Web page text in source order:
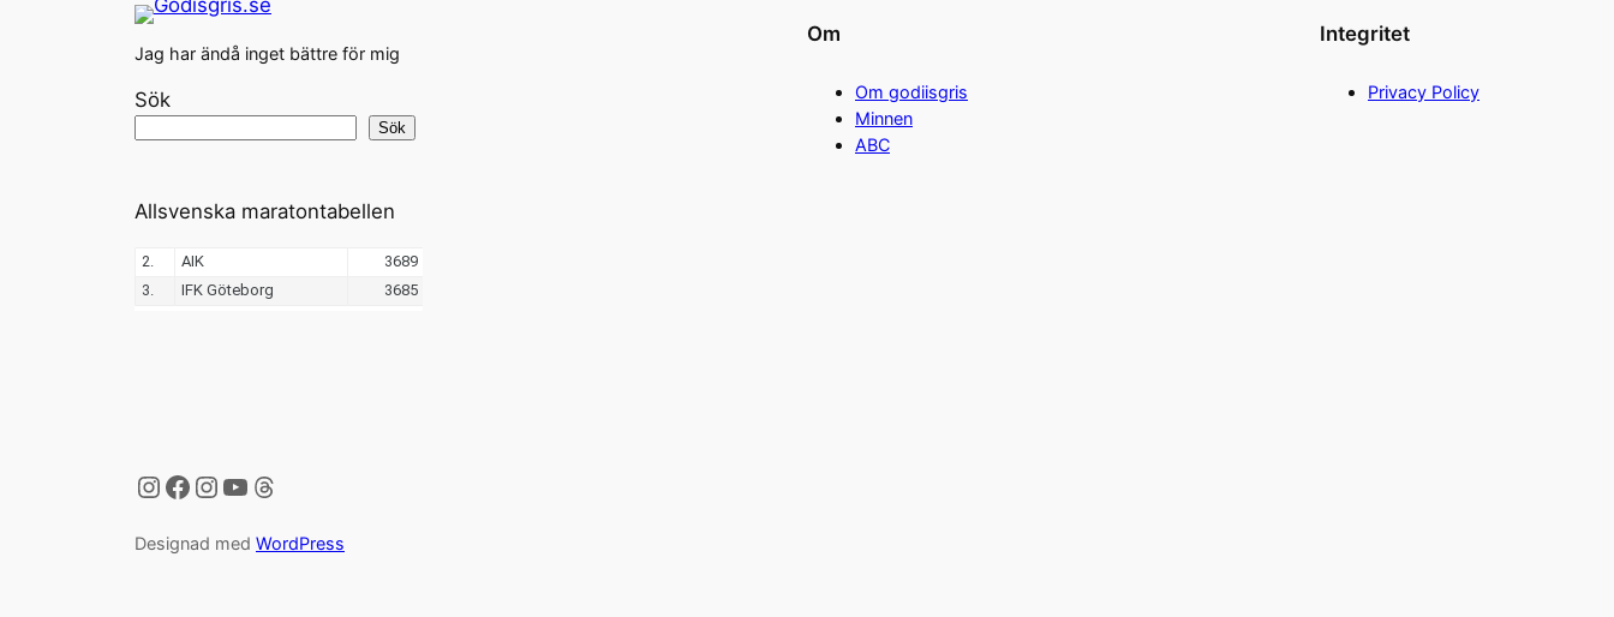
Jag har ändå inget bättre för mig
Sök
Sök
Om
Om godiisgris
Minnen
ABC
Integritet
Privacy Policy
Allsvenska maratontabellen
Instagram
Facebook
Instagram
YouTube
Threads
Designad med WordPress